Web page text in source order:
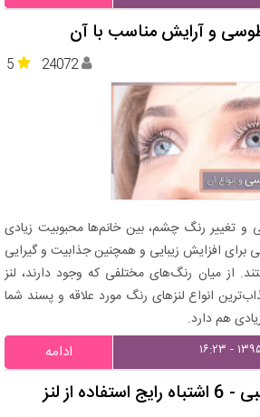
طوسی و آرایش مناسب با آن
5 24072
و تغییر رنگ چشم، بین خانم‌ها محبوبیت زیادی
برای افزایش زیبایی و همچنین جذابیت و گیرایی
از میان رنگ‌های مختلفی که وجود دارند، لنز
انواع لنزهای رنگ مورد علاقه و پسند شما
هم دارد.
ادامه
از لنز